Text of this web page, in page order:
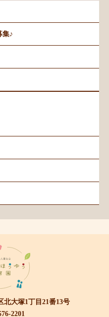
♪
北大塚1丁目21番13号
2201